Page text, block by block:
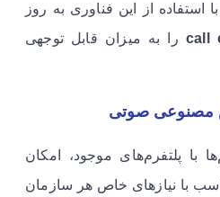
از این فناوری به روز
call را به میزان قابل توجهی
مصنوعی صوتی
با پلتفرم‌های موجود، امکان
با نیازهای خاص هر سازمان